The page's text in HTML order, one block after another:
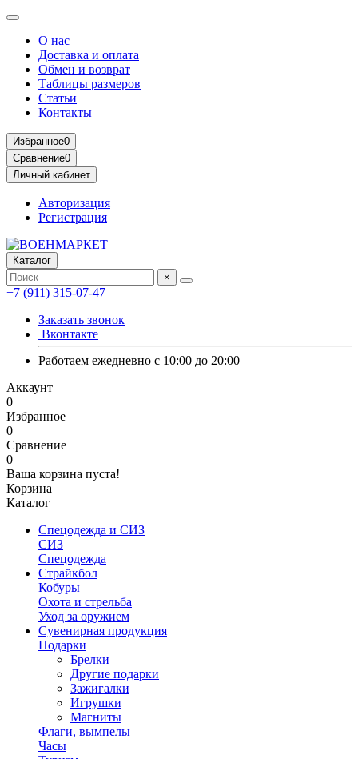
О нас
Доставка и оплата
Обмен и возврат
Таблицы размеров
Статьи
Контакты
Избранное0
Сравнение0
Личный кабинет
Авторизация
Регистрация
Каталог
×
+7 (911) 315-07-47
Заказать звонок
Вконтакте
Работаем ежедневно с 10:00 до 20:00
Аккаунт
0
Избранное
0
Сравнение
0
Ваша корзина пуста!
Корзина
Каталог
Спецодежда и СИЗ
СИЗ
Спецодежда
Страйкбол
Кобуры
Охота и стрельба
Уход за оружием
Сувенирная продукция
Подарки
Брелки
Другие подарки
Зажигалки
Игрушки
Магниты
Флаги, вымпелы
Часы